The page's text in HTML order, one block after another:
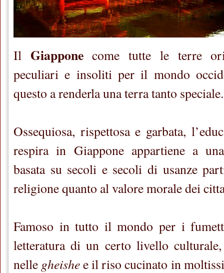
Il Giapponecome tutte le terre
peculiari e insoliti per il mondo
questo a renderla una terra tanto speciale.
Ossequiosa, rispettosa e garbata,
respira in Giappone appartiene a
basata su secoli e secoli di usanze
religione quanto al valore morale dei
Famoso in tutto il mondo per i
letteratura di un certo livello
nelle gheishee il riso cucinato in